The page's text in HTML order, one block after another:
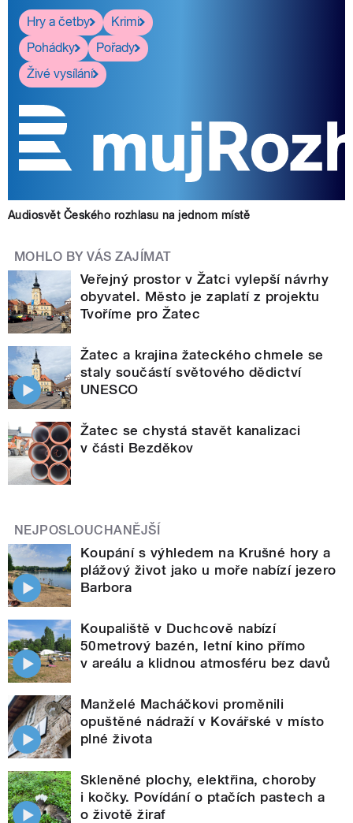
Hry a četby
Krimi
Pohádky
Pořady
Živé vysílání
Audiosvět Českého rozhlasu na jednom místě
MOHLO BY VÁS ZAJÍMAT
Veřejný prostor v Žatci vylepší návrhy
obyvatel. Město je zaplatí z projektu
Tvoříme pro Žatec
Žatec a krajina žateckého chmele se
staly součástí světového dědictví
UNESCO
Žatec se chystá stavět kanalizaci
v části Bezděkov
NEJPOSLOUCHANĚJŠÍ
Koupání s výhledem na Krušné hory a
plážový život jako u moře nabízí jezero
Barbora
Koupaliště v Duchcově nabízí
50metrový bazén, letní kino přímo
v areálu a klidnou atmosféru bez davů
Manželé Macháčkovi proměnili
opuštěné nádraží v Kovářské v místo
plné života
Skleněné plochy, elektřina, choroby
i kočky. Povídání o ptačích pastech a
o životě žiraf